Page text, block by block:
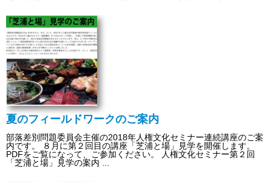
夏のフィールドワークのご案内
部落差別問題委員会主催の2018年人権文化セミナー連続講座のご案
内です。 ８月に第２回目の講座「芝浦と場」見学を開催します。
PDFをご覧になって、ご参加ください。 人権文化セミナー第２回
「芝浦と場」見学の案内 ...